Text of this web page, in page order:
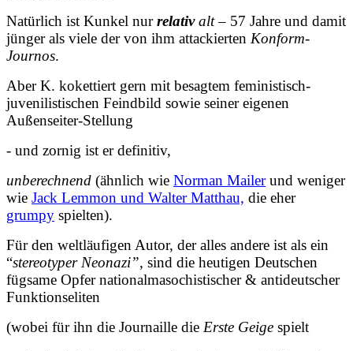
Natürlich ist Kunkel nurrelativalt– 57 Jahre und damit
jünger als viele der von ihm attackierten Konform-
Journos.
Aber K. kokettiert gern mit besagtem feministisch-
juvenilistischen Feindbild sowie seiner eigenen
Außenseiter-Stellung
- und zornig ist er definitiv,
unberechnend (ähnlich wie Norman Mailerund weniger
wie Jack Lemmon und Walter Matthau, die eher
grumpy spielten).
Für den weltläufigen Autor, der alles andere ist als ein
“stereotyper Neonazi”, sind die heutigen Deutschen
fügsame Opfer nationalmasochistischer & antideutscher
Funktionseliten
(wobei für ihn die Journaille die Erste Geige spielt